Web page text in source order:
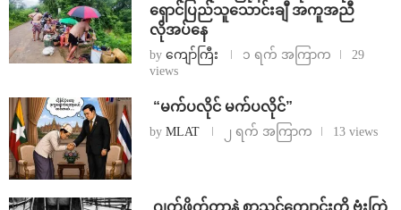
ရှောင်ပြည်သူသောင်းချီ အကူအညီ
လိုအပ်နေ
by ကျော်ကြီး ၁ ရက် အကြာက
29
views
⁨ ⁨“မက်ပလိုင် မက်ပလိုင်”
by MLAT ၂ ရက် အကြာက 13 views
⁨⁩ ⁨ဂျက်ဖိုက်တာနဲ့ စာသင်ကျောင်းကို ဗုံးကြဲ